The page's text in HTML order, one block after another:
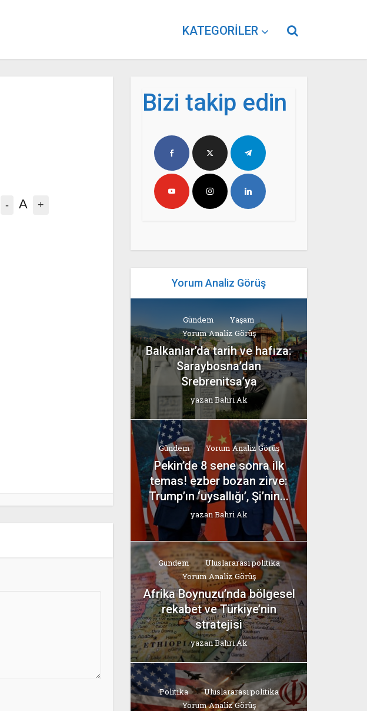
KATEGORILER
- A +
Bizi takip edin
Yorum Analiz Görüş
Gündem
Yaşam
Yorum Analiz Görüş
Balkanlar’da tarih ve hafıza:
Saraybosna’dan
Srebrenitsa’ya
yazanBahri Ak
Gündem Yorum Analiz Görüş
Pekin’de 8 sene sonra ilk
temas! ezber bozan zirve:
Trump’ın ‘uysallığı’, Şi’nin...
yazanBahri Ak
Gündem
Uluslararası politika
Yorum Analiz Görüş
Afrika Boynuzu’nda bölgesel
rekabet ve Türkiye’nin
stratejisi
yazanBahri Ak
Politika
Uluslararası politika
Yorum Analiz Görüş